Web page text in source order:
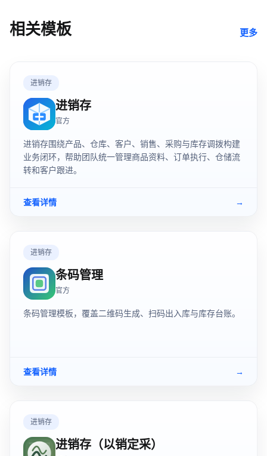
相关模板 更多
进销存
进销存
官方
进销存围绕产品、仓库、客户、销售、采购与库存调拨构建
业务闭环，帮助团队统一管理商品资料、订单执行、仓储流
转和客户跟进。
查看详情 →
进销存
条码管理
官方
条码管理模板，覆盖二维码生成、扫码出入库与库存台账。
查看详情 →
进销存
进销存（以销定采）